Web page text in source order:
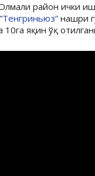
район ички
Тенгриньюз” нашри
яқин ўқ